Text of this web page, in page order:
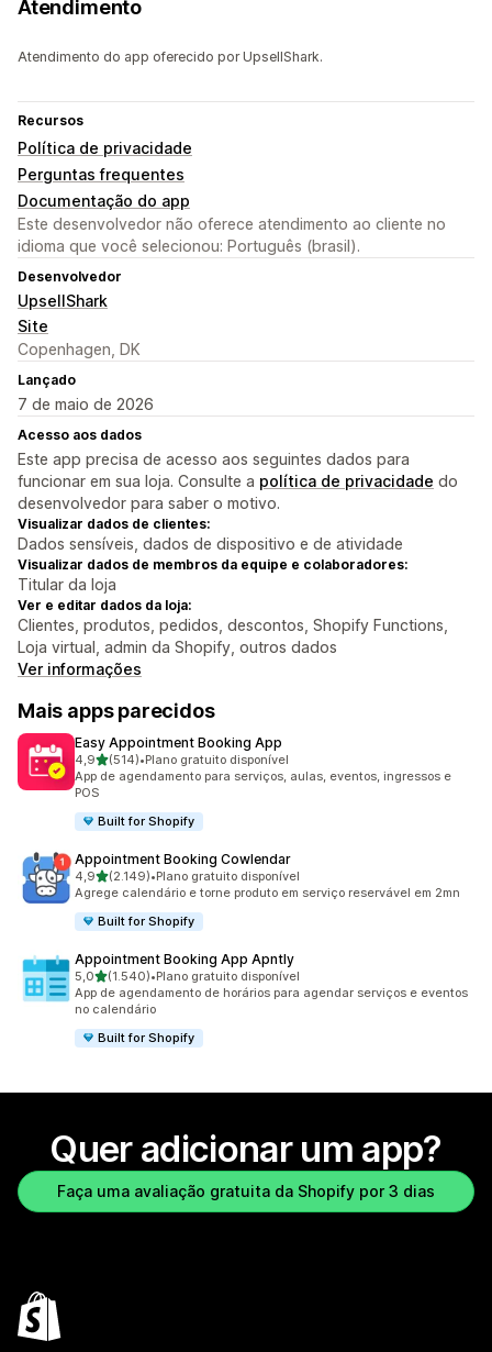
Atendimento
Atendimento do app oferecido por UpsellShark.
Recursos
Política de privacidade
Perguntas frequentes
Documentação do app
Este desenvolvedor não oferece atendimento ao cliente no
idioma que você selecionou: Português (brasil).
Desenvolvedor
UpsellShark
Site
Copenhagen, DK
Lançado
7 de maio de 2026
Acesso aos dados
Este app precisa de acesso aos seguintes dados para
funcionar em sua loja. Consulte a política de privacidade do
desenvolvedor para saber o motivo.
Visualizar dados de clientes:
Dados sensíveis, dados de dispositivo e de atividade
Visualizar dados de membros da equipe e colaboradores:
Titular da loja
Ver e editar dados da loja:
Clientes, produtos, pedidos, descontos, Shopify Functions,
Loja virtual, admin da Shopify, outros dados
Ver informações
Mais apps parecidos
Easy Appointment Booking App
4,9de 5 estrelas
(514)
514 avaliações ao todo
•Plano gratuito disponível
App de agendamento para serviços, aulas, eventos, ingressos e
POS
Built for Shopify
Appointment Booking Cowlendar
4,9de 5 estrelas
(2.149)
2149 avaliações ao todo
•Plano gratuito disponível
Agrege calendário e torne produto em serviço reservável em 2mn
Built for Shopify
Appointment Booking App Apntly
5,0de 5 estrelas
(1.540)
1540 avaliações ao todo
•Plano gratuito disponível
App de agendamento de horários para agendar serviços e eventos
no calendário
Built for Shopify
Quer adicionar um app?
Faça uma avaliação gratuita da Shopify por 3 dias